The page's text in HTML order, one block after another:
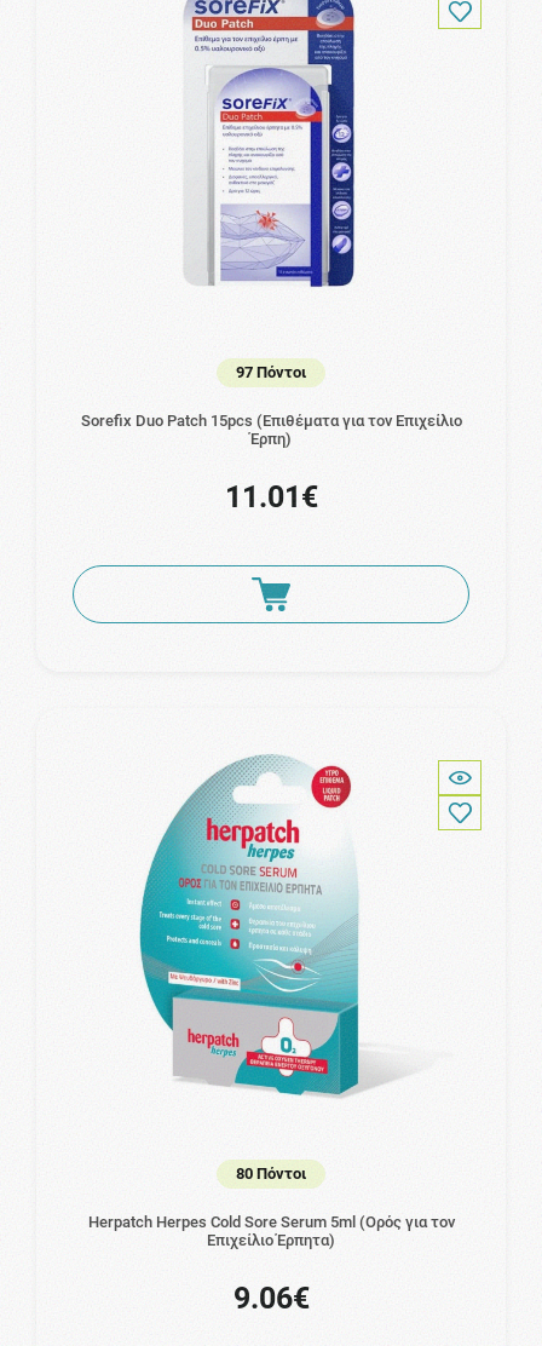
97 Πόντοι
Sorefix Duo Patch 15pcs (Επιθέματα για τον Επιχείλιο
Έρπη)
11.01€
80 Πόντοι
Herpatch Herpes Cold Sore Serum 5ml (Ορός για τον
Επιχείλιο Έρπητα)
9.06€